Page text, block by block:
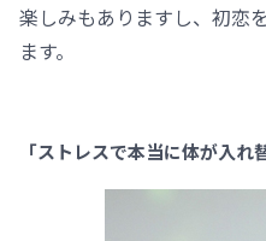
楽しみもありますし、初恋
ます。
「ストレスで本当に体が入れ